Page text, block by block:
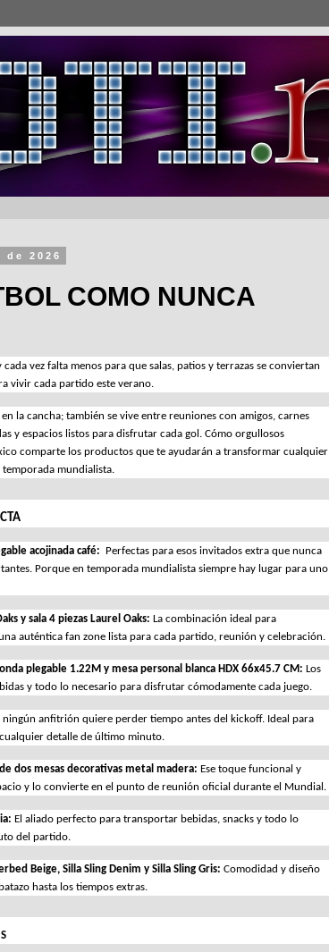
2026
COMO NUNCA
vez falta menos para que salas, patios y terrazas se conviertan
vivir cada partido este verano.
la cancha; también se vive entre reuniones con amigos, carnes
y espacios listos para disfrutar cada gol. Cómo orgullosos
comparte los productos que te ayudarán a transformar cualquier
temporada mundialista.
acojinada café: Perfectas para esos invitados extra que nunca
Porque en temporada mundialista siempre hay lugar para uno
y sala 4 piezas Laurel Oaks: La combinación ideal para
auténtica fan zone lista para cada partido, reunión y celebración.
plegable 1.22M y mesa personal blanca HDX 66x45.7 CM: Los
y todo lo necesario para disfrutar cómodamente cada juego.
ningún anfitrión quiere perder tiempo antes del kickoff. Ideal para
detalle de último minuto.
dos mesas decorativas metal madera: Ese toque funcional y
y lo convierte en el punto de reunión oficial durante el Mundial.
El aliado perfecto para transportar bebidas, snacks y todo lo
del partido.
Beige, Silla Sling Denim y Silla Sling Gris: Comodidad y diseño
hasta los tiempos extras.